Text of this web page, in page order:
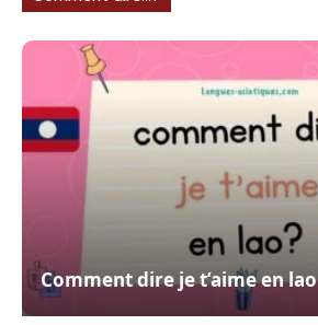
Comment dire je t’aime en lao